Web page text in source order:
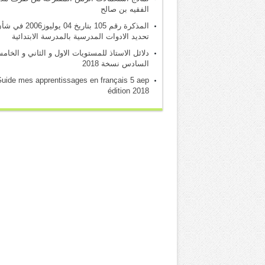
الفقيه بن صالح
المذكرة رقم 105 بتاريخ 04
تحديد الادوات المدرسية بالمدرسة الابتدائية
دلائل الاستاذ للمستويات الاول و الثاني و
السادس نسخة 2018
mes apprentissages en français 5 aep
édition 2018